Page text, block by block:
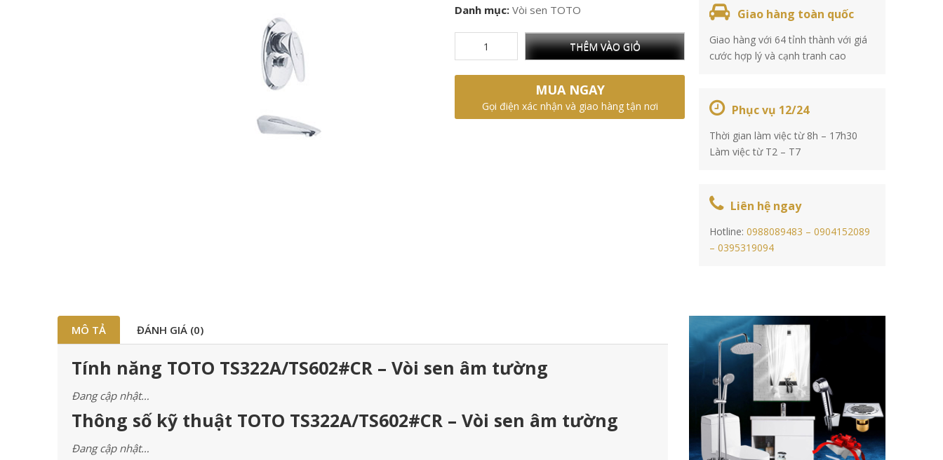
Danh mục: Vòi sen TOTO
THÊM VÀO GIỎ
MUA NGAY
Gọi điện xác nhận và giao hàng tận nơi
Giao hàng toàn quốc
Giao hàng với 64 tỉnh thành với giá
cước hợp lý và cạnh tranh cao
Phục vụ 12/24
Thời gian làm việc từ 8h – 17h30
Làm việc từ T2 – T7
Liên hệ ngay
Hotline: 0988089483 – 0904152089
– 0395319094
MÔ TẢ ĐÁNH GIÁ (0)
Tính năng TOTO TS322A/TS602#CR – Vòi sen âm tường
Đang cập nhật…
Thông số kỹ thuật TOTO TS322A/TS602#CR – Vòi sen âm tường
Đang cập nhật…